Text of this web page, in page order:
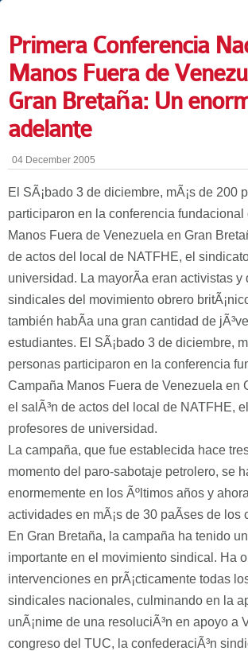
Primera Conferencia
Manos Fuera de
Gran Bretaña: Un
adelante
04 December 2005
El SÃ¡bado 3 de diciembre, mÃ¡s de 200
participaron en la conferencia fundacional
Manos Fuera de Venezuela en Gran
de actos del local de NATFHE, el
universidad. La mayorÃ­a eran activistas y
sindicales del movimiento obrero
también habÃ­a una gran cantidad de
estudiantes. El SÃ¡bado 3 de diciembre,
personas participaron en la conferencia
Campaña Manos Fuera de Venezuela en
el salÃ³n de actos del local de NATFHE,
profesores de universidad.
La campaña, que fue establecida hace
momento del paro-sabotaje petrolero, se
enormemente en los Ãºltimos años y
actividades en mÃ¡s de 30 paÃ­ses de los
En Gran Bretaña, la campaña ha tenido
importante en el movimiento sindical. Ha
intervenciones en prÃ¡cticamente todas
sindicales nacionales, culminando en la
unÃ¡nime de una resoluciÃ³n en apoyo a
congreso del TUC, la confederaciÃ³n